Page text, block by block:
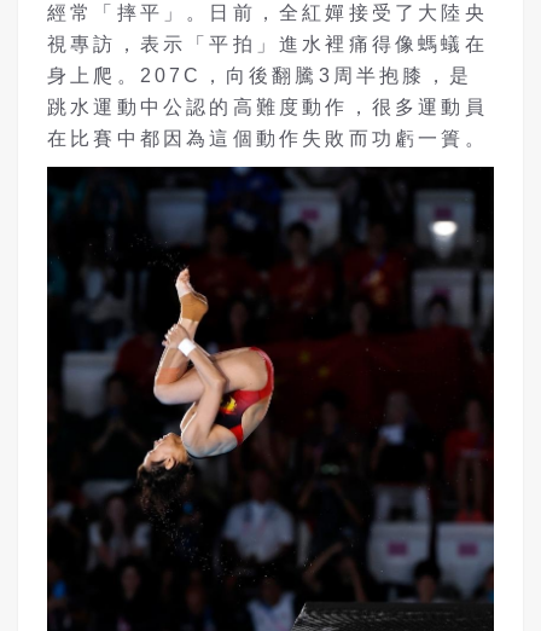
經常「摔平」。日前，全紅嬋接受了大陸央
視專訪，表示「平拍」進水裡痛得像螞蟻在
身上爬。207C，向後翻騰3周半抱膝，是
跳水運動中公認的高難度動作，很多運動員
在比賽中都因為這個動作失敗而功虧一簣。